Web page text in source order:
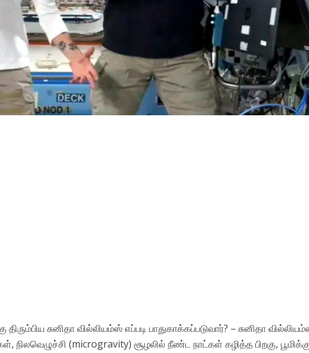
திரும்பிய சுனிதா வில்லியம்ஸ் எப்படி பாதுகாக்கப்படுவார்? – சுனிதா
(microgravity) சூழலில் நீண்ட நாட்கள் கழித்த பிறகு,